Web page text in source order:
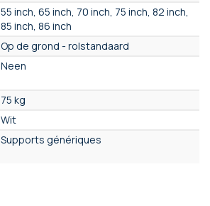
55 inch, 65 inch, 70 inch, 75 inch, 82 inch,
85 inch, 86 inch
Op de grond - rolstandaard
Neen
75 kg
Wit
Supports génériques